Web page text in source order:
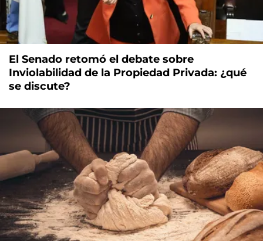
El Senado retomó el debate sobre
Inviolabilidad de la Propiedad Privada: ¿qué
se discute?